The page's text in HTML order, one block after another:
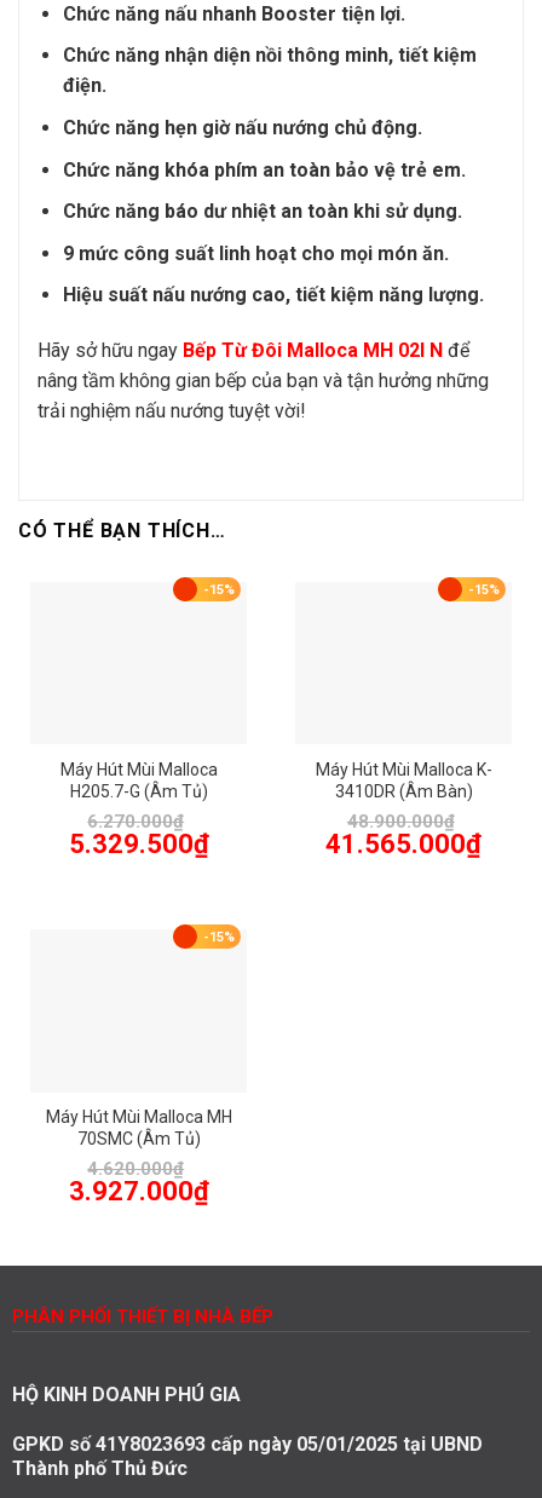
Chức năng nấu nhanh Booster tiện lợi.
Chức năng nhận diện nồi thông minh, tiết kiệm
điện.
Chức năng hẹn giờ nấu nướng chủ động.
Chức năng khóa phím an toàn bảo vệ trẻ em.
Chức năng báo dư nhiệt an toàn khi sử dụng.
9 mức công suất linh hoạt cho mọi món ăn.
Hiệu suất nấu nướng cao, tiết kiệm năng lượng.
Hãy sở hữu ngay Bếp Từ Đôi Malloca MH 02I N để
nâng tầm không gian bếp của bạn và tận hưởng những
trải nghiệm nấu nướng tuyệt vời!
CÓ THỂ BẠN THÍCH…
-15%
Máy Hút Mùi Malloca
H205.7-G (Âm Tủ)
6.270.000₫
Giá
gốc
5.329.500₫Giá
hiện
-15%
Máy Hút Mùi Malloca K-
3410DR (Âm Bàn)
48.900.000₫
Giá
gốc
41.565.000₫Giá
-15%
Máy Hút Mùi Malloca MH
70SMC (Âm Tủ)
4.620.000₫
Giá
gốc
3.927.000₫Giá
hiện
PHÂN PHỐI THIẾT BỊ NHÀ BẾP
HỘ KINH DOANH PHÚ GIA
GPKD số 41Y8023693 cấp ngày 05/01/2025 tại UBND
Thành phố Thủ Đức